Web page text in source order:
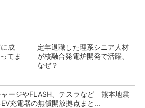
成
てま
定年退職した理系シニア人材
が核融合発電炉開発で活躍、
なぜ？
ャージやFLASH、テスラなど 熊本地震
充電器の無償開放拠点まと...